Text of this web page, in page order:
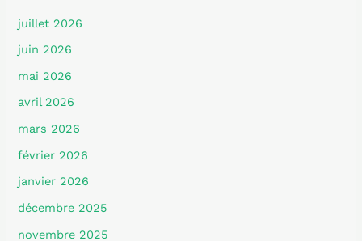
juillet 2026
juin 2026
mai 2026
avril 2026
mars 2026
février 2026
janvier 2026
décembre 2025
novembre 2025